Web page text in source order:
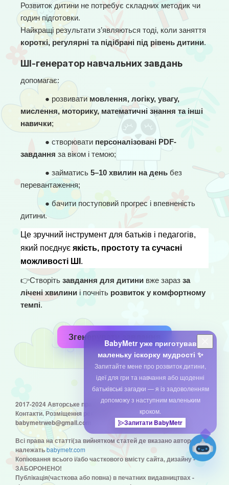
BabyMetr уже приготував
маленьку іскорку мудрості ✨
Запитайте мене про розвиток дитини,
ідеї для гри та навчання або щоденні
батьківські загадки — я із задоволенням
допоможу з наступним маленьким
кроком.
Запитати BabyMetr
Розвиток дитини не потребує складних методик чи
годин підготовки.
короткі, регулярні та підібрані під рівень дитини.
ШІ-генератор навчальних завдань
допомагає:
● розвивати мовлення, логіку, увагу,
мислення, моторику, математичні знання та інші
навички;
● створювати персоналізовані PDF-
завдання за віком і темою;
● займатись 5–10 хвилин на день без
перевантаження;
● бачити поступовий прогрес і впевненість
дитини.
Це зручний інструмент для батьків і педагогів,
який поєднує якість, простоту та сучасні
можливості ШІ .
👉Створіть завдання для дитини вже зараз за
лічені хвилини і почніть розвиток у комфортному
темпі.
Згенерувати завдання
2017-2024 Авторське право © babymetr.com
Контакти. Розміщення реклами:
babymetrweb@gmail.com
Всі права на статті(за вийнятком статей де вказано авторство)
належатьbabymetr.com
Копіювання всього і/або часткового вмісту сайта, дизайну -
ЗАБОРОНЕНО!
Публікація(часткова або повна) в печатних видавництвах -